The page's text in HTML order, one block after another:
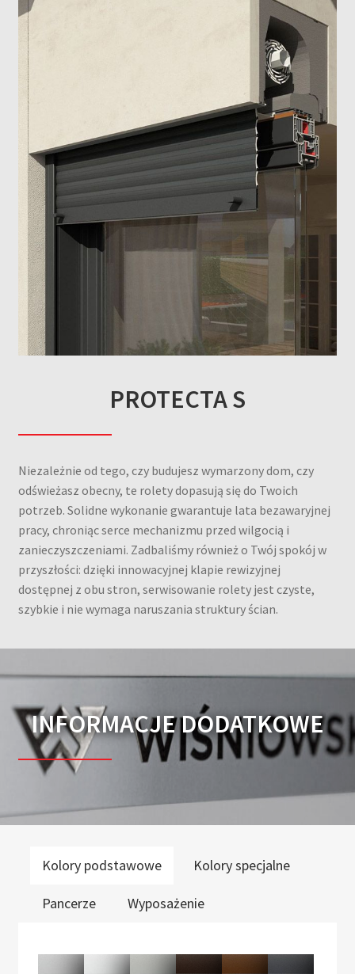
PROTECTA S
Niezależnie od tego, czy budujesz wymarzony dom, czy
odświeżasz obecny, te rolety dopasują się do Twoich
potrzeb. Solidne wykonanie gwarantuje lata bezawaryjnej
pracy, chroniąc serce mechanizmu przed wilgocią i
zanieczyszczeniami. Zadbaliśmy również o Twój spokój w
przyszłości: dzięki innowacyjnej klapie rewizyjnej
dostępnej z obu stron, serwisowanie rolety jest czyste,
szybkie i nie wymaga naruszania struktury ścian.
INFORMACJE DODATKOWE
Kolory podstawowe Kolory specjalne
Pancerze Wyposażenie